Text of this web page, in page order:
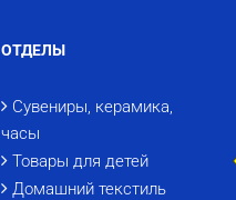
ОТДЕЛЫ
Сувениры, керамика,
часы
Товары для детей
Домашний текстиль